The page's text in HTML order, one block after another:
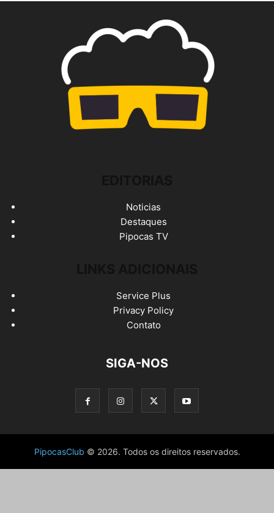
Noticias
Destaques
Pipocas TV
Service Plus
Privacy Policy
Contato
SIGA-NOS
PipocasClub © 2026. Todos os direitos reservados.